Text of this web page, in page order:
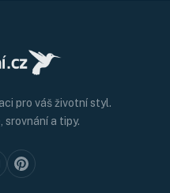
pro váš životní styl.
srovnání a tipy.